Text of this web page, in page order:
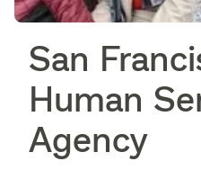
San
Human
Agency​​